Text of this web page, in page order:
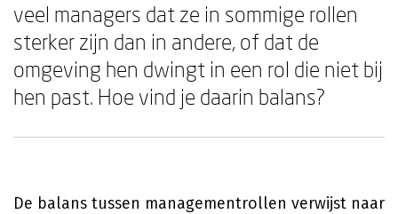
veel managers dat ze in sommige rollen
sterker zijn dan in andere, of dat de
omgeving hen dwingt in een rol die niet bij
hen past. Hoe vind je daarin balans?
De balans tussen managementrollen verwijst naar